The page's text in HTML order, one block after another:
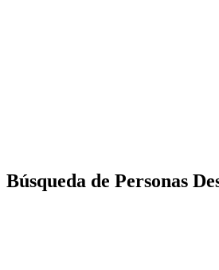
Búsqueda de Personas